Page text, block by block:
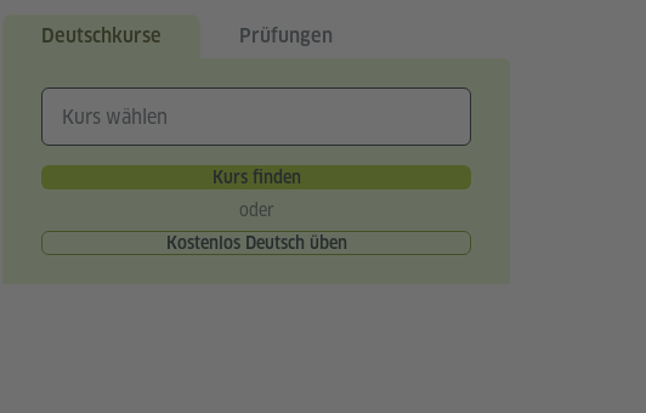
Deutschkurse Prüfungen
Kurs finden
oder
Kostenlos Deutsch üben